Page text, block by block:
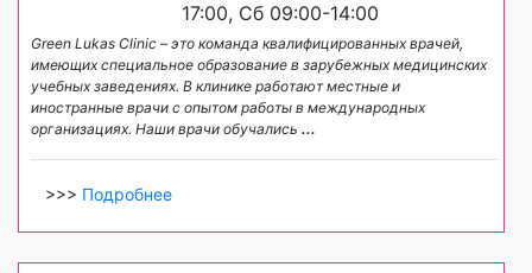
17:00, Сб 09:00-14:00
Green Lukas Clinic – это команда квалифицированных врачей,
имеющих специальное образование в зарубежных медицинских
учебных заведениях. В клинике работают местные и
иностранные врачи с опытом работы в международных
организациях. Наши врачи обучались ...
>>> Подробнее